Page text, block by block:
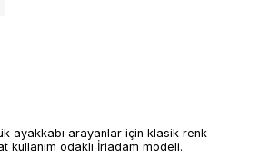
ayakkabı arayanlar için klasik renk
kullanım odaklı İriadam modeli.